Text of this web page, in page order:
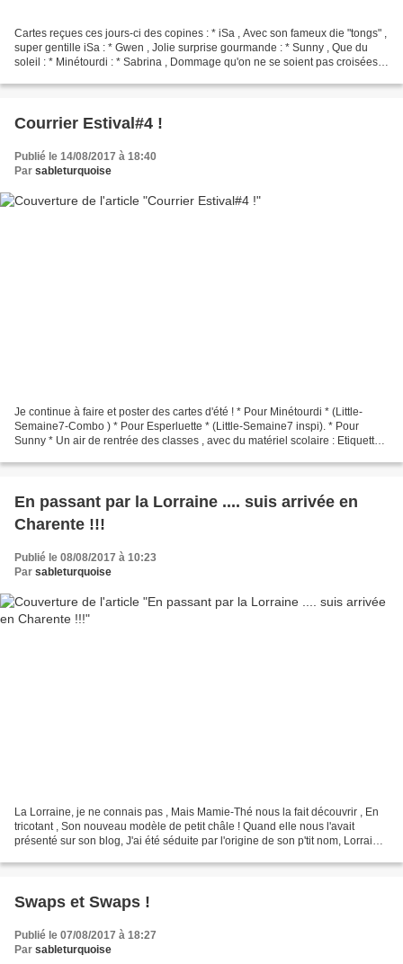
Cartes reçues ces jours-ci des copines : * iSa , Avec son fameux die "tongs" ,
super gentille iSa : * Gwen , Jolie surprise gourmande : * Sunny , Que du
soleil : * Minétourdi : * Sabrina , Dommage qu'on ne se soient pas croisées
Courrier Estival#4 !
Publié le 14/08/2017 à 18:40
Par sableturquoise
Je continue à faire et poster des cartes d'été ! * Pour Minétourdi * (Little-
Semaine7-Combo ) * Pour Esperluette * (Little-Semaine7 inspi). * Pour
Sunny * Un air de rentrée des classes , avec du matériel scolaire : Etiquette,
En passant par la Lorraine .... suis arrivée en
Charente !!!
Publié le 08/08/2017 à 10:23
Par sableturquoise
La Lorraine, je ne connais pas , Mais Mamie-Thé nous la fait découvrir , En
tricotant , Son nouveau modèle de petit châle ! Quand elle nous l'avait
présenté sur son blog, J'ai été séduite par l'origine de son p'tit nom, Lorraine
Swaps et Swaps !
Publié le 07/08/2017 à 18:27
Par sableturquoise